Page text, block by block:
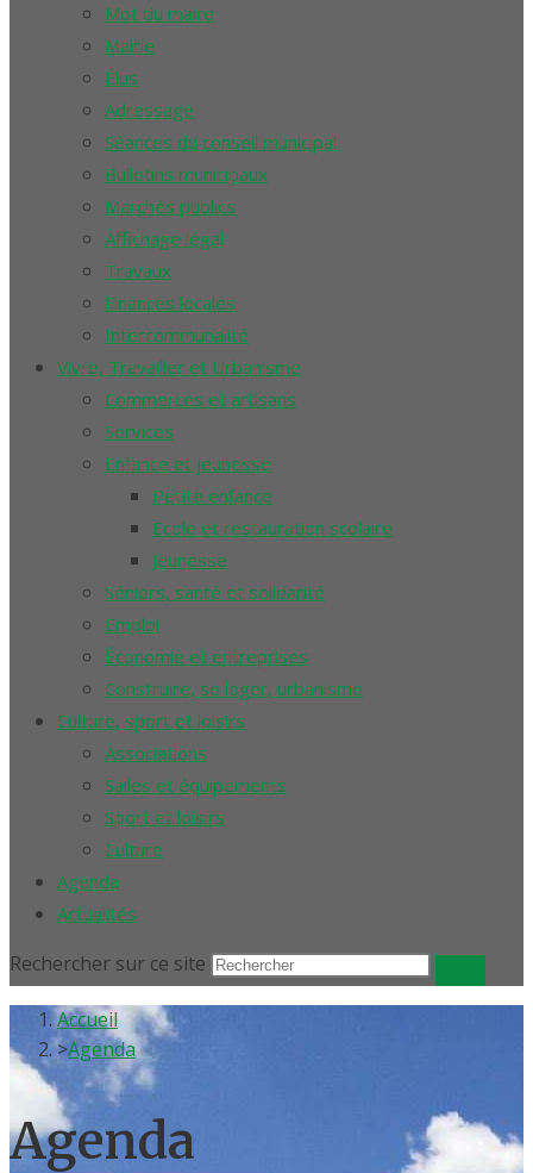
Mot du maire
Mairie
Élus
Adressage
Séances du conseil municipal
Bulletins municipaux
Marchés publics
Affichage légal
Travaux
Finances locales
Intercommunalité
Vivre, Travailler et Urbanisme
Commerces et artisans
Services
Enfance et jeunesse
Petite enfance
Ecole et restauration scolaire
Jeunesse
Séniors, santé et solidarité
Emploi
Économie et entreprises
Construire, se loger, urbanisme
Culture, sport et loisirs
Associations
Salles et équipements
Sport et loisirs
Culture
Agenda
Actualités
Rechercher sur ce site
Accueil
>Agenda
Agenda